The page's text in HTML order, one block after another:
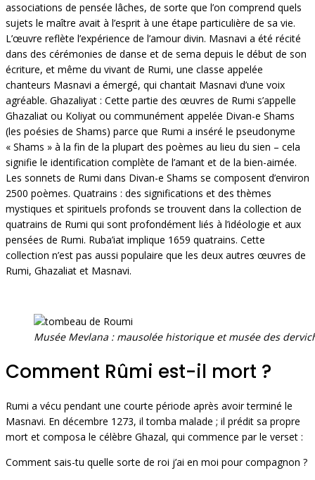
associations de pensée lâches, de sorte que l’on comprend quels
sujets le maître avait à l’esprit à une étape particulière de sa vie.
L’œuvre reflète l’expérience de l’amour divin. Masnavi a été récité
dans des cérémonies de danse et de sema depuis le début de son
écriture, et même du vivant de Rumi, une classe appelée
chanteurs Masnavi a émergé, qui chantait Masnavi d’une voix
agréable. Ghazaliyat : Cette partie des œuvres de Rumi s’appelle
Ghazaliat ou Koliyat ou communément appelée Divan-e Shams
(les poésies de Shams) parce que Rumi a inséré le pseudonyme
« Shams » à la fin de la plupart des poèmes au lieu du sien – cela
signifie le identification complète de l’amant et de la bien-aimée.
Les sonnets de Rumi dans Divan-e Shams se composent d’environ
2500 poèmes. Quatrains : des significations et des thèmes
mystiques et spirituels profonds se trouvent dans la collection de
quatrains de Rumi qui sont profondément liés à l’idéologie et aux
pensées de Rumi. Ruba’iat implique 1659 quatrains. Cette
collection n’est pas aussi populaire que les deux autres œuvres de
Rumi, Ghazaliat et Masnavi.
Musée Mevlana : mausolée historique et musée des
Comment Rûmi est-il mort ?
Rumi a vécu pendant une courte période après avoir terminé le
Masnavi. En décembre 1273, il tomba malade ; il prédit sa propre
mort et composa le célèbre Ghazal, qui commence par le verset :
Comment sais-tu quelle sorte de roi j’ai en moi pour compagnon ?